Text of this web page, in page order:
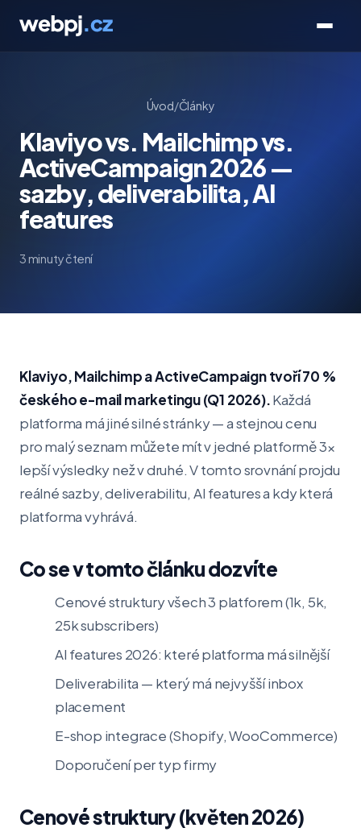
Úvod/Články
Klaviyo vs. Mailchimp vs.
ActiveCampaign 2026 —
sazby, deliverabilita, AI
features
3 minuty čtení
Klaviyo, Mailchimp a ActiveCampaign tvoří 70 %
českého e-mail marketingu (Q1 2026).Každá
platforma má jiné silné stránky — a stejnou cenu
pro malý seznam můžete mít v jedné platformě 3×
lepší výsledky než v druhé. V tomto srovnání projdu
reálné sazby, deliverabilitu, AI features a kdy která
platforma vyhrává.
Co se v tomto článku dozvíte
Cenové struktury všech 3 platforem (1k, 5k,
25k subscribers)
AI features 2026: které platforma má silnější
Deliverabilita — který má nejvyšší inbox
placement
E-shop integrace (Shopify, WooCommerce)
Doporučení per typ firmy
Cenové struktury (květen 2026)